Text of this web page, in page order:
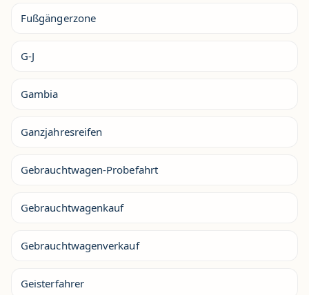
Fußgängerzone
G-J
Gambia
Ganzjahresreifen
Gebrauchtwagen-Probefahrt
Gebrauchtwagenkauf
Gebrauchtwagenverkauf
Geisterfahrer